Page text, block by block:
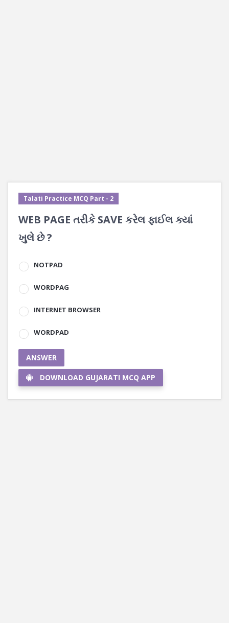
Talati Practice MCQ Part - 2
WEB PAGE તરીકે SAVE કરેલ ફાઈલ ક્યાં
ખુલે છે ?
NOTPAD
WORDPAG
INTERNET BROWSER
WORDPAD
ANSWER
DOWNLOAD GUJARATI MCQ APP